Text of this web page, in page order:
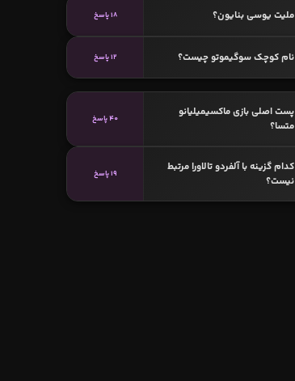
ملیت یوسی بنایون؟ 18 پاسخ
نام کوچک سوگیموتو چیست؟ 12 پاسخ
پست اصلی بازی ماکسیمیلیانو
متسا؟
40 پاسخ
کدام گزینه با آلفردو تالاورا مرتبط
نیست؟
19 پاسخ